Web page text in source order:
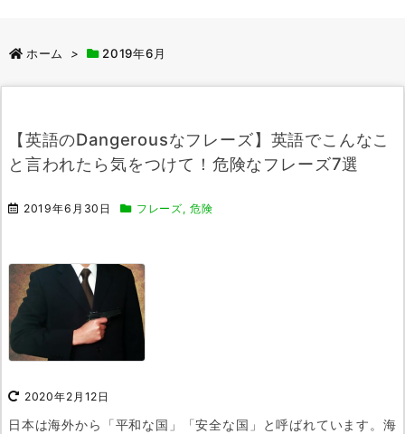
ホーム > 2019年6月
【英語のDangerousなフレーズ】英語でこんなこ
と言われたら気をつけて！危険なフレーズ7選
2019年6月30日 フレーズ, 危険
2020年2月12日
日本は海外から「平和な国」「安全な国」と呼ばれています。 海